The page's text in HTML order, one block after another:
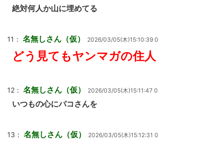
絶対何人か山に埋めてる
11： 名無しさん（仮） 2026/03/05(木)15:10:39 0
どう見てもヤンマガの住人
12： 名無しさん（仮） 2026/03/05(木)15:11:47 0
いつもの心にパコさんを
13： 名無しさん（仮） 2026/03/05(木)15:12:31 0